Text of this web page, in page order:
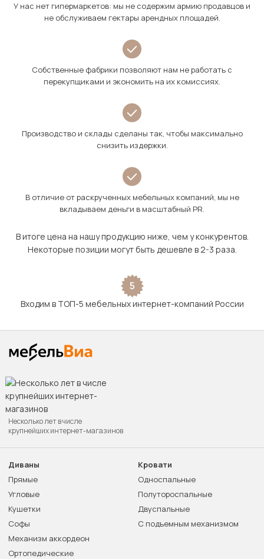
У нас нет гипермаркетов: мы не содержим армию продавцов и
не обслуживаем гектары арендных площадей.
Собственные фабрики позволяют нам не работать с
перекупщиками и экономить на их комиссиях.
Производство и склады сделаны так, чтобы максимально
снизить издержки.
В отличие от раскрученных мебельных компаний, мы не
вкладываем деньги в масштабный PR.
В итоге цена на нашу продукцию ниже, чем у конкурентов.
Некоторые позиции могут быть дешевле в 2-3 раза.
5
Входим в ТОП-5 мебельных интернет-компаний России
Несколько лет в числе
крупнейших интернет-магазинов
Диваны
Прямые
Угловые
Кушетки
Софы
Механизм аккордеон
Ортопедические
Кровати
Односпальные
Полутороспальные
Двуспальные
С подъемным механизмом